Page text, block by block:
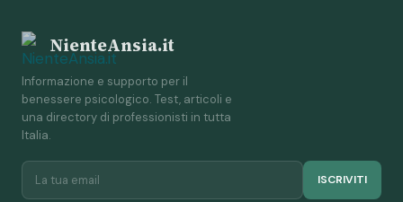
NienteAnsia.it
Informazione e supporto per il
benessere psicologico. Test, articoli e
una directory di professionisti in tutta
Italia.
ISCRIVITI